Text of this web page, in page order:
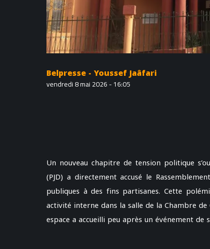
Belpresse - Youssef Jaâfari
vendredi 8 mai 2026 - 16:05
Un nouveau chapitre de tension politique
(PJD) a directement accusé le
publiques à des fins partisanes. Cette
activité interne dans la salle de la Chambre de
espace a accueilli peu après un événement de